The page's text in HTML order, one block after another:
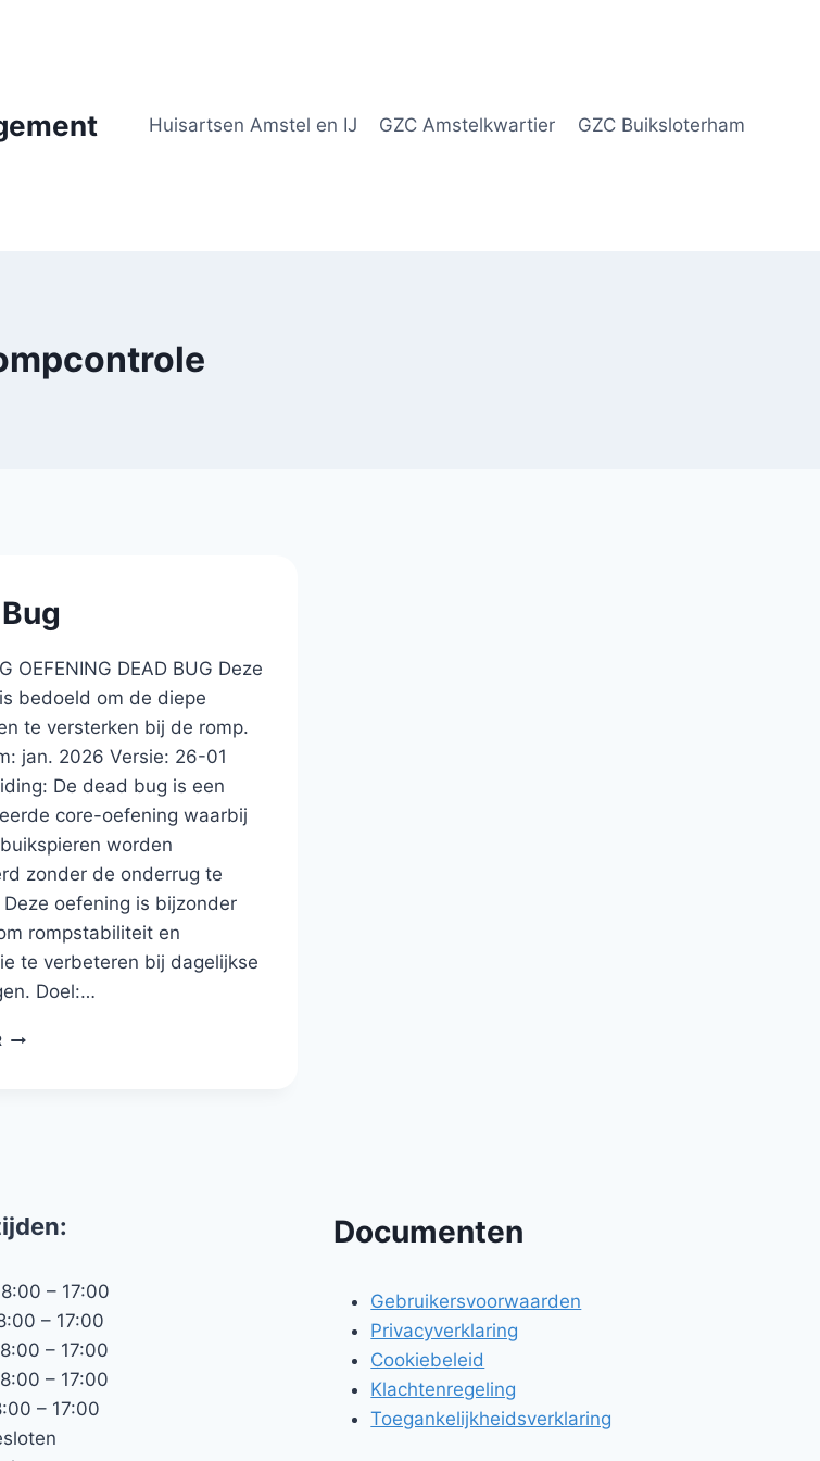
Huisartsen Amstel en IJ GZC Amstelkwartier GZC Buiksloterham
OEFENING DEAD BUG Deze
bedoeld om de diepe
te versterken bij de romp.
jan. 2026 Versie: 26-01
De dead bug is een
core-oefening waarbij
worden
zonder de onderrug te
oefening is bijzonder
rompstabiliteit en
te verbeteren bij dagelijkse
Doel:…
DEAD
– 17:00
– 17:00
– 17:00
– 17:00
– 17:00
Documenten
Gebruikersvoorwaarden
Privacyverklaring
Cookiebeleid
Klachtenregeling
Toegankelijkheidsverklaring